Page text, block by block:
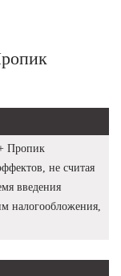
Пропик
не считая
введения
налогообложения,